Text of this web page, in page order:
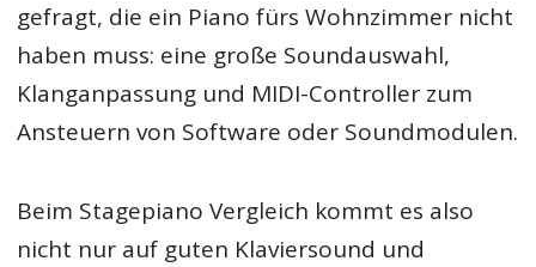
gefragt, die ein Piano fürs Wohnzimmer nicht
haben muss: eine große Soundauswahl,
Klanganpassung und MIDI-Controller zum
Ansteuern von Software oder Soundmodulen.
Beim Stagepiano Vergleich kommt es also
nicht nur auf guten Klaviersound und